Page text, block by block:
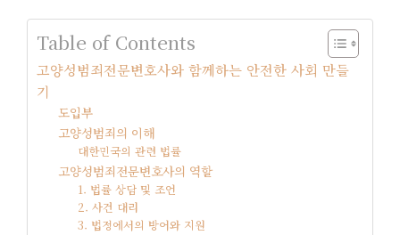
Table of Contents
고양성범죄전문변호사와 함께하는 안전한 사회 만들
기
도입부
고양성범죄의 이해
대한민국의 관련 법률
고양성범죄전문변호사의 역할
1. 법률 상담 및 조언
2. 사건 대리
3. 법정에서의 방어와 지원